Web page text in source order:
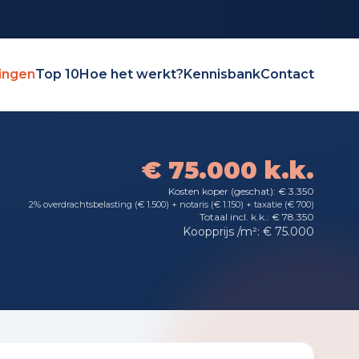
Top 10Hoe het werkt?KennisbankContact
€ 75.000 k.k.
Kosten koper (geschat): € 3.350
2% overdrachtsbelasting (€ 1.500) + notaris (€ 1.150) + taxatie (€ 700)
Totaal incl. k.k.: € 78.350
Koopprijs /m²: € 75.000